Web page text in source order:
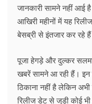
जानकारी सामने नहीं आई
आखिरी महीनों में यह
बेसब्री से इंतजार कर रहे
पूजा हेगड़े और दुल्कर
खबरें सामने आ रही हैं।
ठिकाना नहीं है लेकिन
रिलीज डेट से जुड़ी कोई